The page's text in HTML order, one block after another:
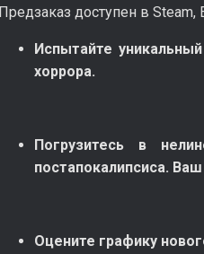
Предзаказ доступен в
Испытайте
хоррора.
Погрузитесь в
постапокалипсиса.
Оцените графику